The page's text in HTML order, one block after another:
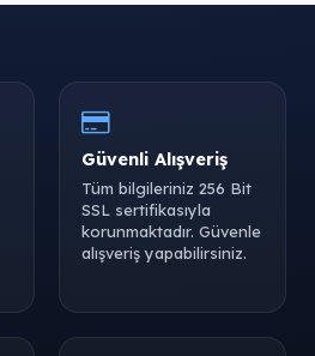
Güvenli Alışveriş
Tüm bilgileriniz 256 Bit
SSL sertifikasıyla
korunmaktadır. Güvenle
alışveriş yapabilirsiniz.